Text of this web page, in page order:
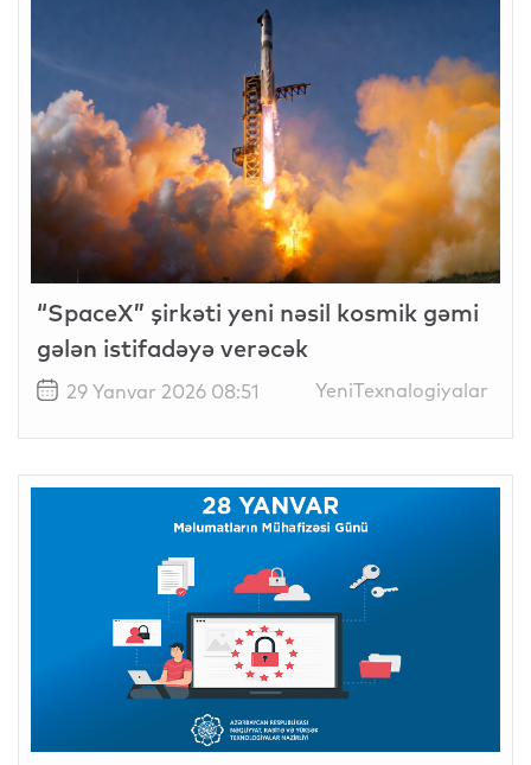
“SpaceX” şirkəti yeni nəsil kosmik gəmi
gələn istifadəyə verəcək
29 Yanvar 2026 08:51 YeniTexnalogiyalar